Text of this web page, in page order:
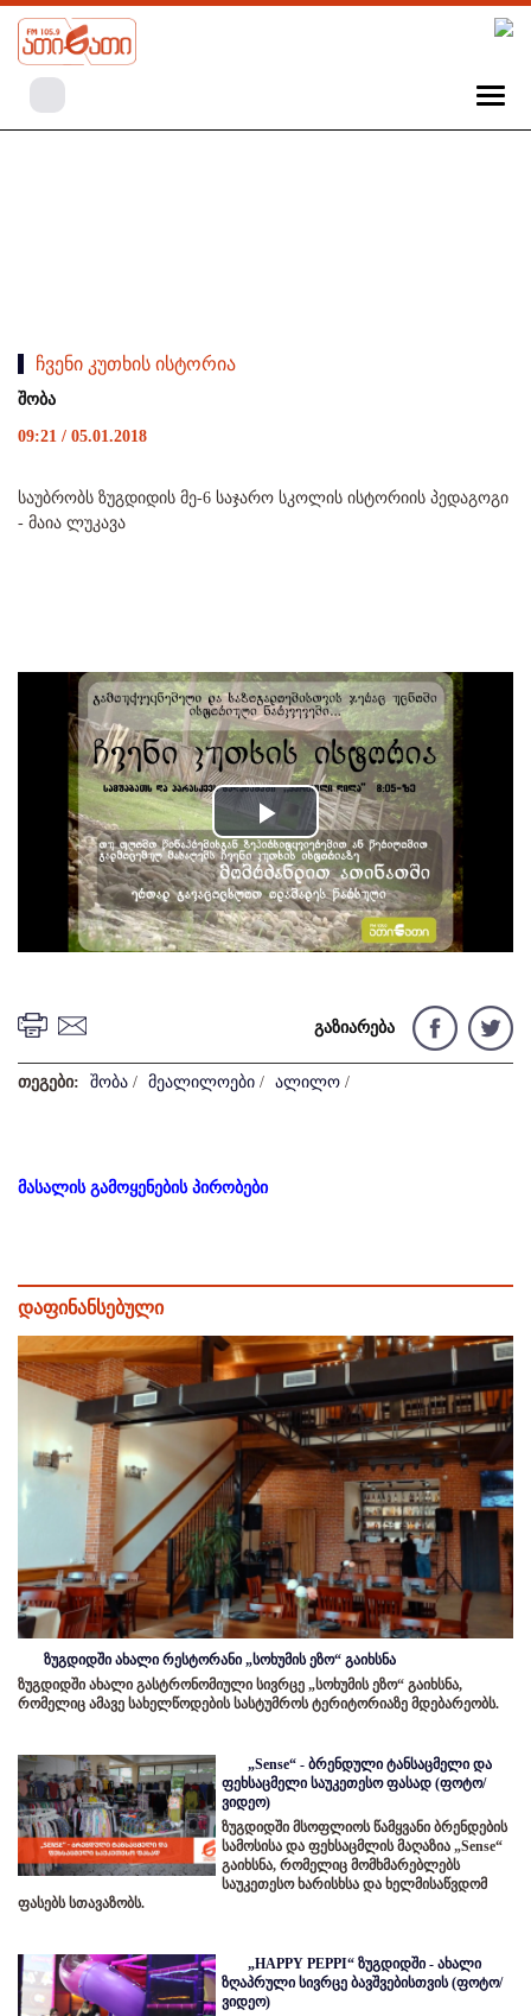
ჩვენი კუთხის ისტორია
შობა
09:21 / 05.01.2018
საუბრობს ზუგდიდის მე-6 საჯარო სკოლის ისტორიის პედაგოგი
- მაია ლუკავა
Play
Video
გაზიარება
თეგები: შობა / მეალილოები / ალილო /
მასალის გამოყენების პირობები
დაფინანსებული
ზუგდიდში ახალი რესტორანი „სოხუმის ეზო“ გაიხსნა
ზუგდიდში ახალი გასტრონომიული სივრცე „სოხუმის ეზო“ გაიხსნა,
რომელიც ამავე სახელწოდების სასტუმროს ტერიტორიაზე მდებარეობს.
„Sense“ - ბრენდული ტანსაცმელი და
ფეხსაცმელი საუკეთესო ფასად (ფოტო/
ვიდეო)
ზუგდიდში მსოფლიოს წამყვანი ბრენდების
სამოსისა და ფეხსაცმლის მაღაზია „Sense“
გაიხსნა, რომელიც მომხმარებლებს
საუკეთესო ხარისხსა და ხელმისაწვდომ
ფასებს სთავაზობს.
„HAPPY PEPPI“ ზუგდიდში - ახალი
ზღაპრული სივრცე ბავშვებისთვის (ფოტო/
ვიდეო)